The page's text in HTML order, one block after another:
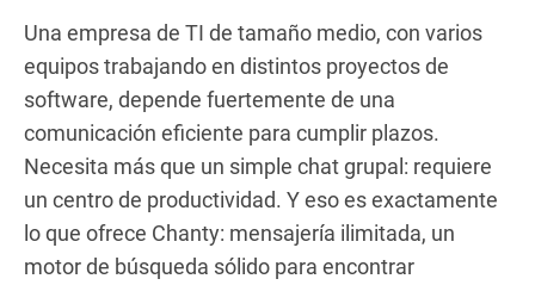
Una empresa de TI de tamaño medio, con varios
equipos trabajando en distintos proyectos de
software, depende fuertemente de una
comunicación eficiente para cumplir plazos.
Necesita más que un simple chat grupal: requiere
un centro de productividad. Y eso es exactamente
lo que ofrece Chanty: mensajería ilimitada, un
motor de búsqueda sólido para encontrar